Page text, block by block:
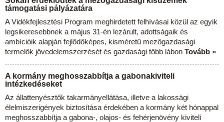
támogatási pályázatára
A Vidékfejlesztési Program meghirdetett felhívásai közül az egyik
legsikeresebbnek a május 31-én lezárult, adottságaik és
ambícióik alapján fejlődőképes, kisméretű mezőgazdasági
termelők jövedelemszerzését és gazdasági több lábon Tovább »
A kormány meghosszabbítja a gabonakiviteli
intézkedéseket
Az állattenyésztők takarmányellátása, illetve a lakossági
élelmiszerigények biztosítása érdekében a kormány két hónappal
meghosszabbítja a gabona-, olajos- és fehérjenövény kiviteli